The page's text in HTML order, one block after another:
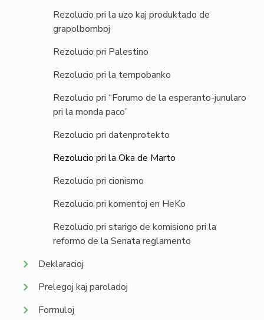
Rezolucio pri la uzo kaj produktado de
grapolbomboj
Rezolucio pri Palestino
Rezolucio pri la tempobanko
Rezolucio pri “Forumo de la esperanto-junularo
pri la monda paco”
Rezolucio pri datenprotekto
Rezolucio pri la Oka de Marto
Rezolucio pri cionismo
Rezolucio pri komentoj en HeKo
Rezolucio pri starigo de komisiono pri la
reformo de la Senata reglamento
Deklaracioj
Prelegoj kaj paroladoj
Formuloj